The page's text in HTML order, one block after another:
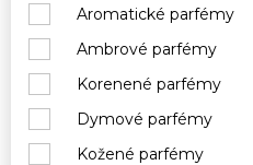
Aromatické parfémy
Ambrové parfémy
Korenené parfémy
Dymové parfémy
Kožené parfémy